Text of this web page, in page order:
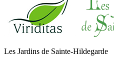
Les Jardins de Sainte-Hildegarde